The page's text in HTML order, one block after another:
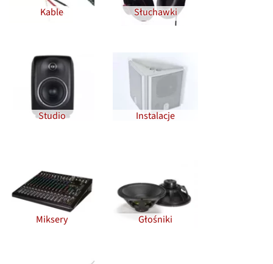
Kable Słuchawki
Studio Instalacje
Miksery Głośniki